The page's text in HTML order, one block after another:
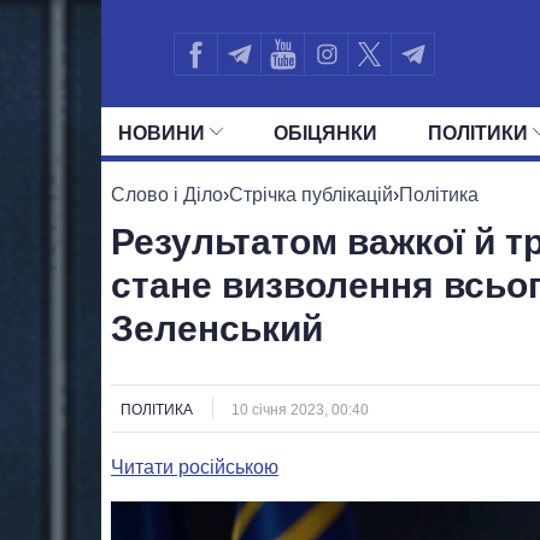
НОВИНИ ОБIЦЯНКИ ПОЛIТИКИ
УСІ ПОЛІТИКИ ПРЕЗИДЕНТ І ОФІС
Слово і Діло›Стрічка публікацій›Політика
Результатом важкої й
стане визволення
Зеленський
ПОЛІТИКА 10 січня 2023, 00:40
Читати російською